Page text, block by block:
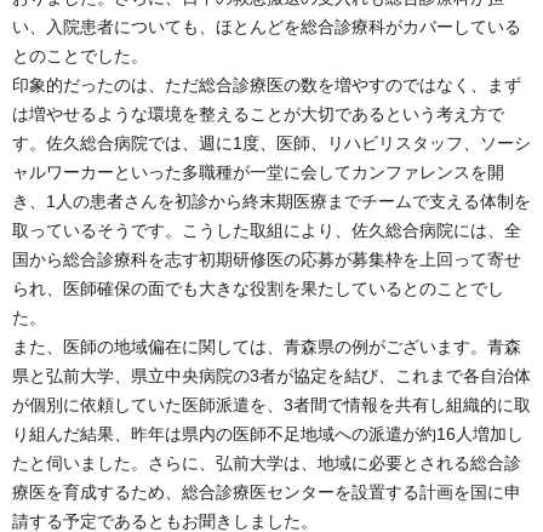
い、入院患者についても、ほとんどを総合診療科がカバーしている
とのことでした。
印象的だったのは、ただ総合診療医の数を増やすのではなく、まず
は増やせるような環境を整えることが大切であるという考え方で
す。佐久総合病院では、週に1度、医師、リハビリスタッフ、ソーシ
ャルワーカーといった多職種が一堂に会してカンファレンスを開
き、1人の患者さんを初診から終末期医療までチームで支える体制を
取っているそうです。こうした取組により、佐久総合病院には、全
国から総合診療科を志す初期研修医の応募が募集枠を上回って寄せ
られ、医師確保の面でも大きな役割を果たしているとのことでし
た。
また、医師の地域偏在に関しては、青森県の例がございます。青森
県と弘前大学、県立中央病院の3者が協定を結び、これまで各自治体
が個別に依頼していた医師派遣を、3者間で情報を共有し組織的に取
り組んだ結果、昨年は県内の医師不足地域への派遣が約16人増加し
たと伺いました。さらに、弘前大学は、地域に必要とされる総合診
療医を育成するため、総合診療医センターを設置する計画を国に申
請する予定であるともお聞きしました。